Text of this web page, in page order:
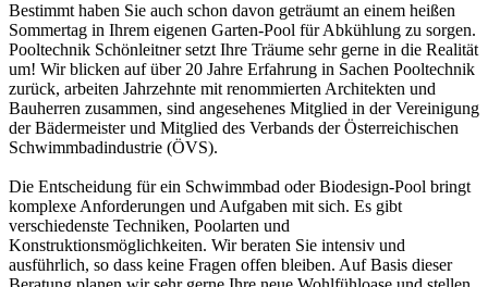
Bestimmt haben Sie auch schon davon geträumt an einem heißen
Sommertag in Ihrem eigenen Garten-Pool für Abkühlung zu sorgen.
Pooltechnik Schönleitner setzt Ihre Träume sehr gerne in die Realität
um! Wir blicken auf über 20 Jahre Erfahrung in Sachen Pooltechnik
zurück, arbeiten Jahrzehnte mit renommierten Architekten und
Bauherren zusammen, sind angesehenes Mitglied in der Vereinigung
der Bädermeister und Mitglied des Verbands der Österreichischen
Schwimmbadindustrie (ÖVS).
Die Entscheidung für ein Schwimmbad oder Biodesign-Pool bringt
komplexe Anforderungen und Aufgaben mit sich. Es gibt
verschiedenste Techniken, Poolarten und
Konstruktionsmöglichkeiten. Wir beraten Sie intensiv und
ausführlich, so dass keine Fragen offen bleiben. Auf Basis dieser